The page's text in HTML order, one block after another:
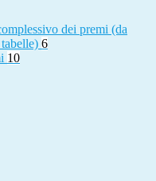
dei premi (da
6
10